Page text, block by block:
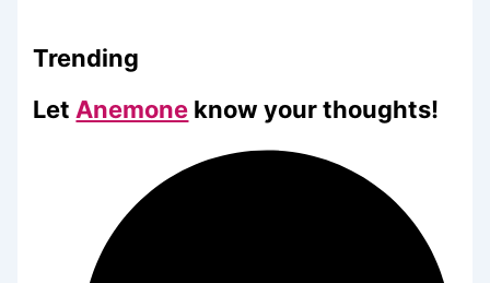
Trending
Let Anemone know your thoughts!